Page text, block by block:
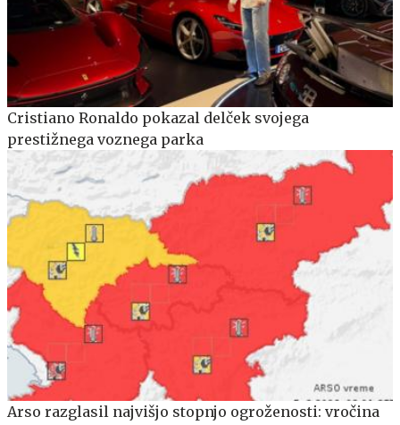
Cristiano Ronaldo pokazal delček svojega
prestižnega voznega parka
Arso razglasil najvišjo stopnjo ogroženosti: vročina